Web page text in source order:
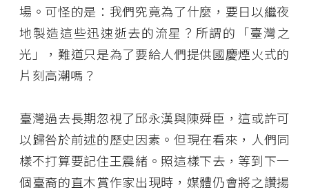
場。可怪的是：我們究竟為了什麼，要日以繼夜
地製造這些迅速逝去的流星？所謂的「臺灣之
光」，難道只是為了要給人們提供國慶煙火式的
片刻高潮嗎？
臺灣過去長期忽視了邱永漢與陳舜臣，這或許可
以歸咎於前述的歷史因素。但現在看來，人們同
樣不打算要記住王震緒。照這樣下去，等到下一
個臺裔的直木賞作家出現時，媒體仍會將之讚揚